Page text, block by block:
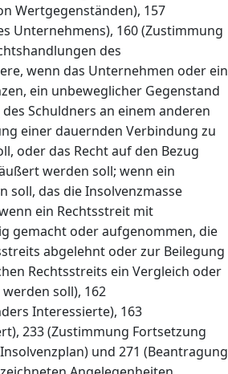
Wertgegenständen), 157
Unternehmens), 160 (Zustimmung
des
wenn das Unternehmen oder ein
ein unbeweglicher Gegenstand
Schuldners an einem anderen
einer dauernden Verbindung zu
oder das Recht auf den Bezug
werden soll; wenn ein
soll, das die Insolvenzmasse
ein Rechtsstreit mit
gemacht oder aufgenommen, die
abgelehnt oder zur Beilegung
Rechtsstreits ein Vergleich oder
soll), 162
Interessierte), 163
233 (Zustimmung Fortsetzung
und 271 (Beantragung